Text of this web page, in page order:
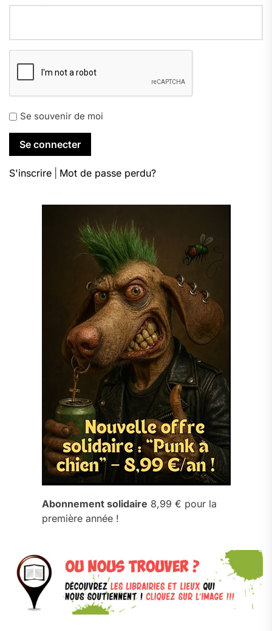
Se souvenir de moi
S'inscrire Mot de passe perdu?
Abonnement solidaire 8,99 € pour la
première année !